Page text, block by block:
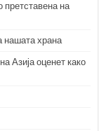
претставена на
нашата храна
Азија оценет како